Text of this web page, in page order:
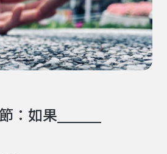
：如果______